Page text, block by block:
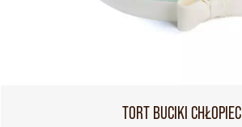
TORT BUCIKI CHŁOPIEC